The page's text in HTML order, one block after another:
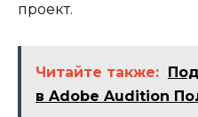
проект.
Читайте также:
в Adobe Audition